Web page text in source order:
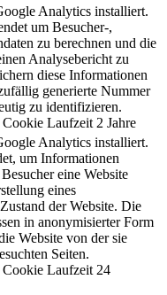
Analytics installiert.
um Besucher-,
zu berechnen und die
Analysebericht zu
diese Informationen
generierte Nummer
zu identifizieren.
Cookie Laufzeit 2 Jahre
Analytics installiert.
um Informationen
eine Website
eines
der Website. Die
in anonymisierter Form
Website von der sie
Seiten.
Cookie Laufzeit 24